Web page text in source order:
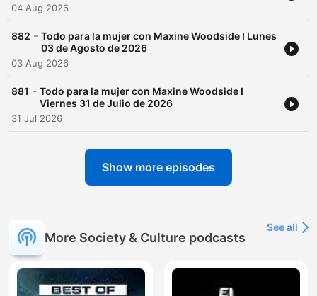
04 Aug 2026
882 - Todo para la mujer con Maxine Woodside I Lunes
03 de Agosto de 2026
03 Aug 2026
881 - Todo para la mujer con Maxine Woodside I
Viernes 31 de Julio de 2026
31 Jul 2026
Show more episodes
More Society & Culture podcasts
See all